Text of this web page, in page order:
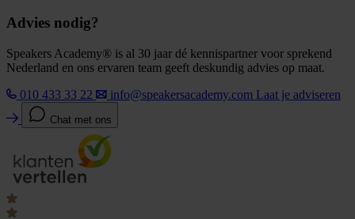
Advies nodig?
Speakers Academy® is al 30 jaar dé kennispartner voor sprekend
Nederland en ons ervaren team geeft deskundig advies op maat.
010 433 33 22
info@speakersacademy.com Laat je adviseren
Chat met ons